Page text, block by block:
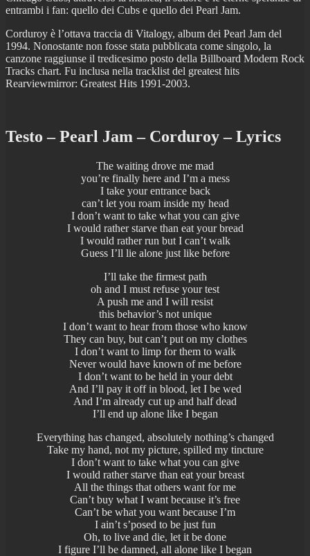
entrambi i fan: quello dei Cubs e quello dei Pearl Jam.
Corduroy è l’ottava traccia di Vitalogy, album dei Pearl Jam del
1994. Nonostante non fosse stata pubblicata come singolo, la
canzone raggiunse il tredicesimo posto della Billboard Modern Rock
Tracks chart. Fu inclusa nella tracklist del greatest hits
Rearviewmirror: Greatest Hits 1991-2003.
Testo – Pearl Jam – Corduroy – Lyrics
The waiting drove me mad
you’re finally here and I’m a mess
I take your entrance back
can’t let you roam inside my head
I don’t want to take what you can give
I would rather starve than eat your bread
I would rather run but I can’t walk
Guess I’ll lie alone just like before
I’ll take the firmest path
oh and I must refuse your test
A push me and I will resist
this behavior’s not unique
I don’t want to hear from those who know
They can buy, but can’t put on my clothes
I don’t want to limp for them to walk
Never would have known of me before
I don’t want to be held in your debt
And I’ll pay it off in blood, let I be wed
And I’m already cut up and half dead
I’ll end up alone like I began
Everything has changed, absolutely nothing’s changed
Take my hand, not my picture, spilled my tincture
I don’t want to take what you can give
I would rather starve than eat your breast
All the things that others want for me
Can’t buy what I want because it’s free
Can’t be what you want because I’m
I ain’t s’posed to be just fun
Oh, to live and die, let it be done
I figure I’ll be damned, all alone like I began